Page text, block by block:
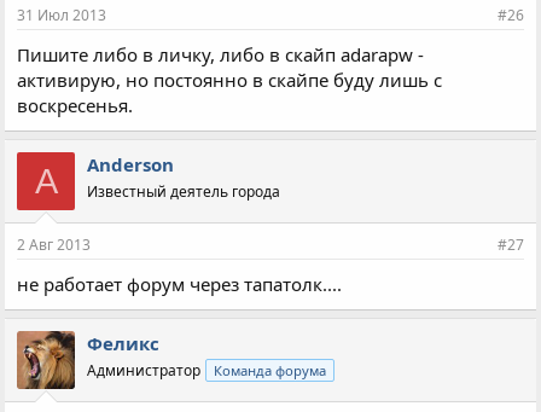
31 Июл 2013 #26
Пишите либо в личку, либо в скайп adarapw -
активирую, но постоянно в скайпе буду лишь с
воскресенья.
A Anderson
Известный деятель города
2 Авг 2013 #27
не работает форум через тапатолк....
Феликс
Администратор Команда форума